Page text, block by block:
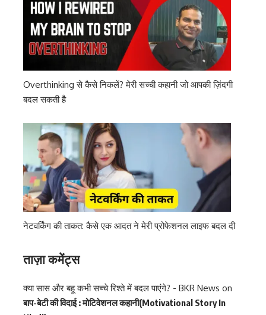
Overthinking से कैसे निकलें? मेरी सच्ची कहानी जो आपकी ज़िंदगी
बदल सकती है
नेटवर्किंग की ताकत: कैसे एक आदत ने मेरी प्रोफेशनल लाइफ बदल दी
ताज़ा कमेंट्स
क्या सास और बहू कभी सच्चे रिश्ते में बदल पाएंगे? - BKR News on
बाप-बेटी की विदाई : मोटिवेशनल कहानी(Motivational Story In